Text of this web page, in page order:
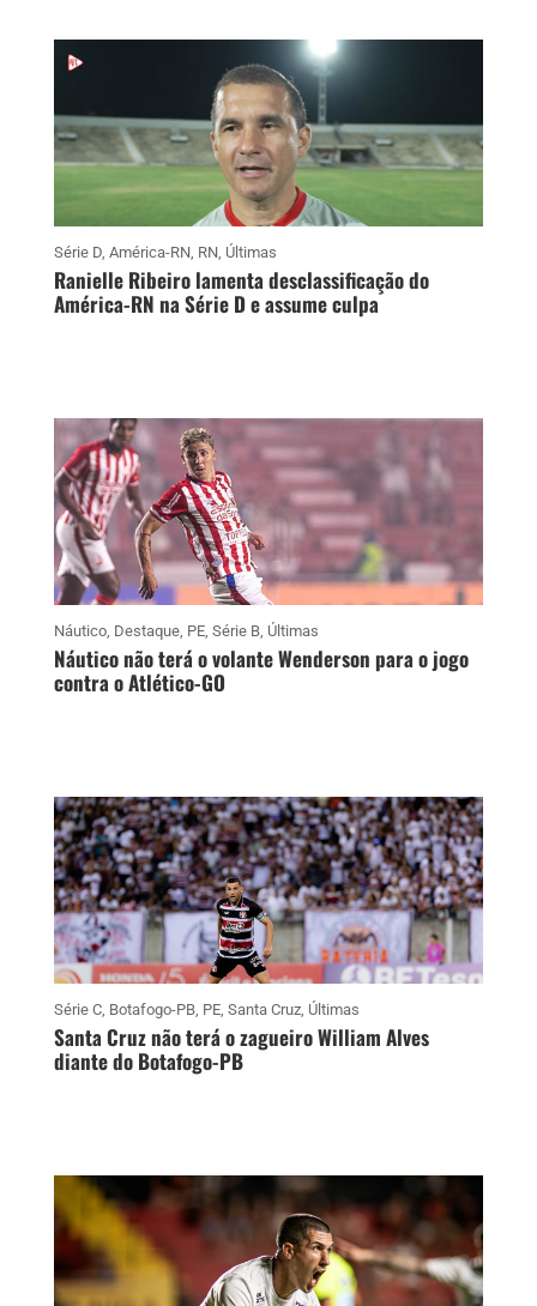
Série D, América-RN, RN, Últimas
Ranielle Ribeiro lamenta desclassificação do
América-RN na Série D e assume culpa
Náutico, Destaque, PE, Série B, Últimas
Náutico não terá o volante Wenderson para o jogo
contra o Atlético-GO
Série C, Botafogo-PB, PE, Santa Cruz, Últimas
Santa Cruz não terá o zagueiro William Alves
diante do Botafogo-PB